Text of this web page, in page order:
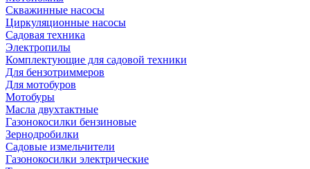
Скважинные насосы
Циркуляционные насосы
Садовая техника
Электропилы
Комплектующие для садовой техники
Для бензотриммеров
Для мотобуров
Мотобуры
Масла двухтактные
Газонокосилки бензиновые
Зернодробилки
Садовые измельчители
Газонокосилки электрические